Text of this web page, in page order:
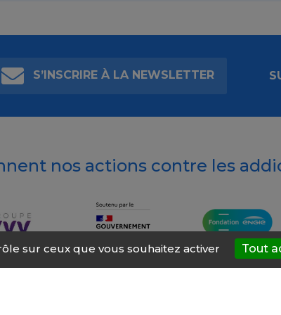
S’INSCRIRE À LA NEWSLETTER
nos actions contre les
sur ceux que vous souhaitez activer Tout